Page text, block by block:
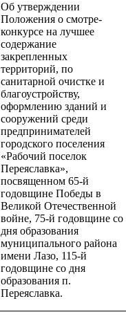
Об утверждении
Положения о смотре-
конкурсе на лучшее
содержание
закрепленных
территорий, по
санитарной очистке и
благоустройству,
оформлению зданий и
сооружений среди
предпринимателей
городского поселения
«Рабочий поселок
Переяславка»,
посвященном 65-й
годовщине Победы в
Великой Отечественной
войне, 75-й годовщине со
дня образования
муниципального района
имени Лазо, 115-й
годовщине со дня
образования п.
Переяславка.